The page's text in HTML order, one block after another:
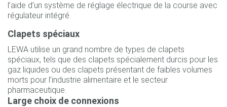
l’aide d’un système de réglage électrique de la course avec
régulateur intégré.
Clapets spéciaux
LEWA utilise un grand nombre de types de clapets
spéciaux, tels que des clapets spécialement durcis pour les
gaz liquides ou des clapets présentant de faibles volumes
morts pour l’industrie alimentaire et le secteur
pharmaceutique.
Large choix de connexions